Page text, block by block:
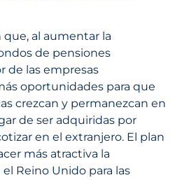
que, al aumentar la
de pensiones
de las empresas
oportunidades para que
crezcan y permanezcan en
de ser adquiridas por
en el extranjero. El plan
más atractiva la
Reino Unido para las